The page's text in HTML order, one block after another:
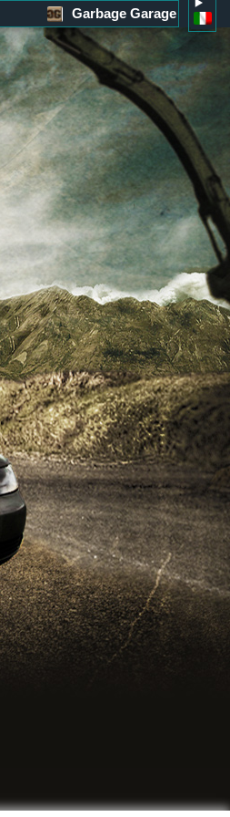
Garbage Garage